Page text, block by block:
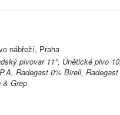
nábřeží, Praha
pivovar 11°, Únětické pivo
Radegast 0% Birell,
& Grep